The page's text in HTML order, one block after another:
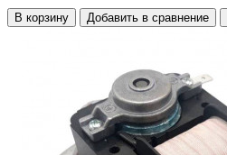
В корзину Добавить в сравнение